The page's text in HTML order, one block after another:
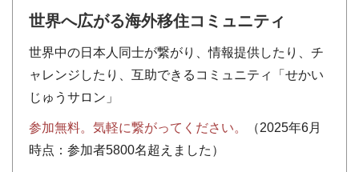
世界へ広がる海外移住コミュニティ
世界中の日本人同士が繋がり、情報提供したり、チ
ャレンジしたり、互助できるコミュニティ「せかい
じゅうサロン」
参加無料。気軽に繋がってください。
（2025年6月
時点：参加者5800名超えました）